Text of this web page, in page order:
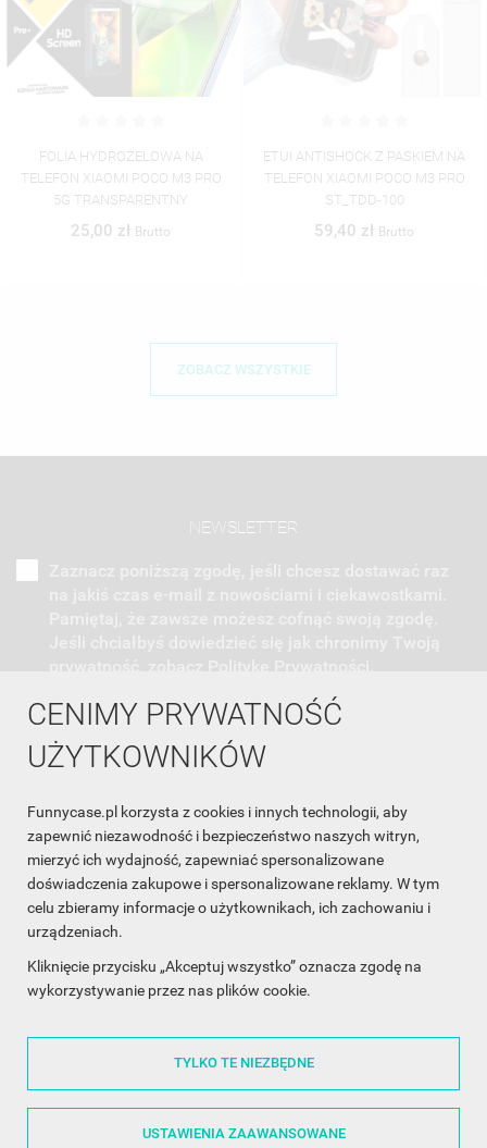
CENIMY PRYWATNOŚĆ
UŻYTKOWNIKÓW
Funnycase.pl korzysta z cookies i innych technologii, aby
zapewnić niezawodność i bezpieczeństwo naszych witryn,
mierzyć ich wydajność, zapewniać spersonalizowane
doświadczenia zakupowe i spersonalizowane reklamy. W tym
celu zbieramy informacje o użytkownikach, ich zachowaniu i
urządzeniach.
Kliknięcie przycisku „Akceptuj wszystko” oznacza zgodę na
wykorzystywanie przez nas plików cookie.
TYLKO TE NIEZBĘDNE
USTAWIENIA ZAAWANSOWANE
FOLIA HYDROŻELOWA NA
TELEFON XIAOMI POCO M3 PRO
5G TRANSPARENTNY
25,00 zł Brutto
ETUI ANTISHOCK Z PASKIEM NA
TELEFON XIAOMI POCO M3 PRO
ST_TDD-100
59,40 zł Brutto
ZOBACZ WSZYSTKIE
NEWSLETTER
INFORMACJA O SKLEPIE
INFORMACJE
OBSŁUGA KLIENTA
WSPÓŁPRACA
ŚLEDŹ NAS NA FACEBOOKU
Made with❤in Poland